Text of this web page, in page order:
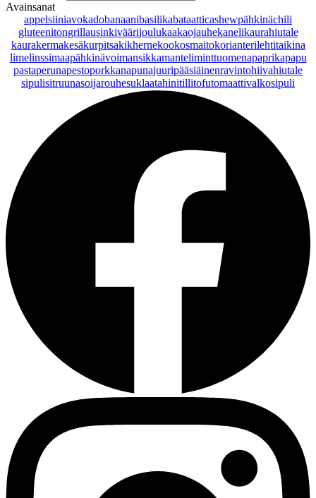
Avainsanat
appelsiiniavokadobanaanibasilikabataatticashewpähkinächili
gluteenitongrillausinkiväärijoulukaakaojauhekanelikaurahiutale
kaurakermakesäkurpitsakikhernekookosmaitokorianterilehtitaikina
limelinssimaapähkinävoimansikkamanteliminttuomenapaprikapapu
pastaperunapestoporkkanapunajuuripääsiäinenravintohiivahiutale
sipulisitruunasoijarouhesuklaatahinitillitofutomaattivalkosipuli